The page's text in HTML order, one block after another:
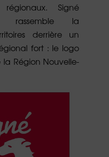
régionaux. Signé
rassemble la
derrière un
fort : le logo
Région Nouvelle-